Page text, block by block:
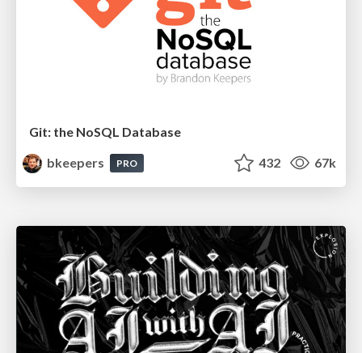
Git: the NoSQL Database
bkeepers
PRO 432 67k